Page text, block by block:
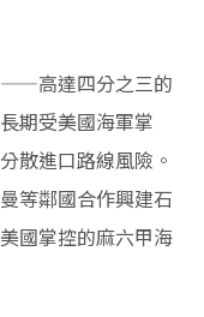
——高達四分之三的
期受美國海軍掌
散進口路線風險。
等鄰國合作興建石
國掌控的麻六甲海